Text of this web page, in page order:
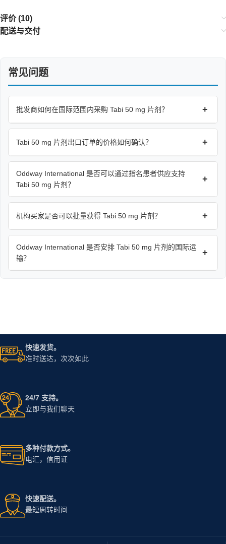
评价 (10)
配送与交付
常见问题
批发商如何在国际范围内采购 Tabi 50 mg 片剂？ +
Tabi 50 mg 片剂出口订单的价格如何确认？ +
Oddway International 是否可以通过指名患者供应支持
Tabi 50 mg 片剂？
+
机构买家是否可以批量获得 Tabi 50 mg 片剂？ +
Oddway International 是否安排 Tabi 50 mg 片剂的国际运
输？
+
快速发货。
准时送达，次次如此
24/7 支持。
立即与我们聊天
多种付款方式。
电汇，信用证
快速配送。
最短周转时间